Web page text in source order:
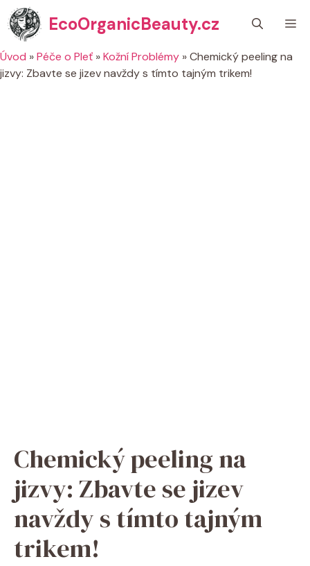
Přeskočit
na
obsah
EcoOrganicBeauty.cz
Úvod »Péče o Pleť »Kožní Problémy »Chemický peeling na
jizvy: Zbavte se jizev navždy s tímto tajným trikem!
Chemický peeling na
jizvy: Zbavte se jizev
navždy s tímto tajným
trikem!